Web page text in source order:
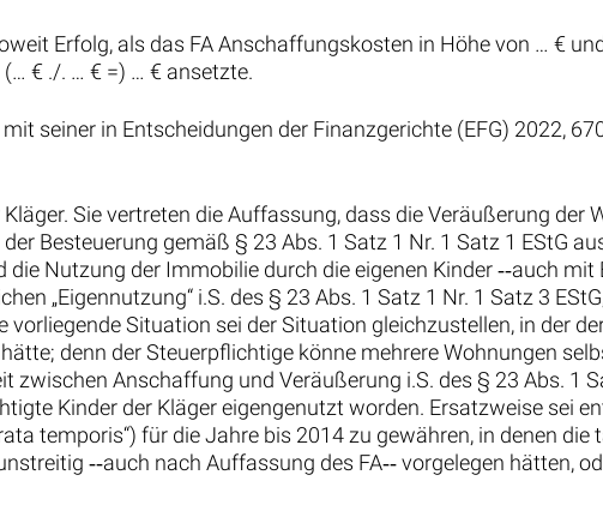
Erfolg, als das FA Anschaffungskosten in Höhe von … €
€ ./. … € =) … € ansetzte.
seiner in Entscheidungen der Finanzgerichte (EFG) 2022,
Sie vertreten die Auffassung, dass die Veräußerung
Besteuerung gemäß § 23 Abs. 1 Satz 1 Nr. 1 Satz 1 EStG
Nutzung der Immobilie durch die eigenen Kinder ‑‑auch mit
„Eigennutzung“ i.S. des § 23 Abs. 1 Satz 1 Nr. 1 Satz 3
Situation sei der Situation gleichzustellen, in der
denn der Steuerpflichtige könne mehrere Wohnungen
zwischen Anschaffung und Veräußerung i.S. des § 23 Abs. 1
Kinder der Kläger eigengenutzt worden. Ersatzweise sei
temporis“) für die Jahre bis 2014 zu gewähren, in denen
‑‑auch nach Auffassung des FA‑‑ vorgelegen hätten,